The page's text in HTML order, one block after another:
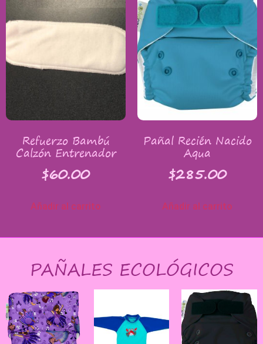
Refuerzo Bambú
Calzón Entrenador
$60.00
Añadir al carrito
Pañal Recién Nacido
Aqua
$285.00
Añadir al carrito
PAÑALES ECOLÓGICOS